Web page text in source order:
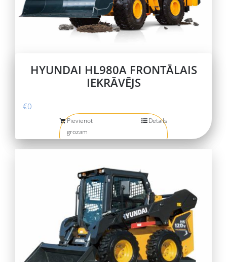
HYUNDAI HL980A FRONTĀLAIS
IEKRĀVĒJS
€0
Pievienot
grozam
Details